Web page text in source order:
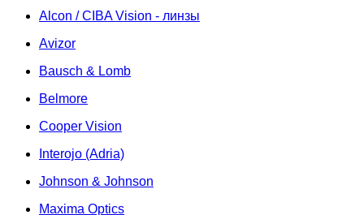
Alcon / CIBA Vision - линзы
Avizor
Bausch & Lomb
Belmore
Cooper Vision
Interojo (Adria)
Johnson & Johnson
Maxima Optics